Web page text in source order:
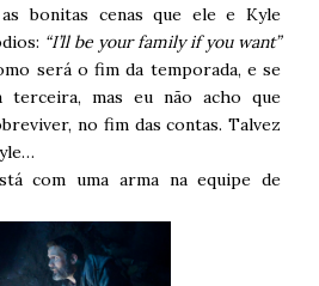
bonitas cenas que ele e Kyle
“I’ll be your family if you want”
será o fim da temporada, e se
terceira, mas eu não acho que
no fim das contas. Talvez
com uma arma na equipe de